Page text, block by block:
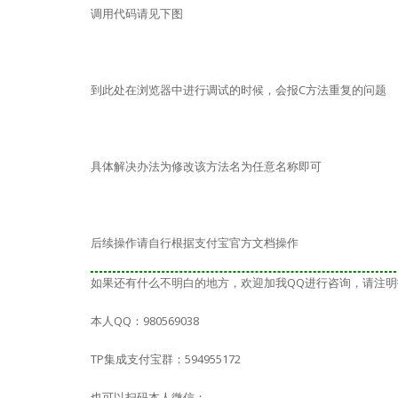
调用代码请见下图
到此处在浏览器中进行调试的时候，会报C方法重复的问题
具体解决办法为修改该方法名为任意名称即可
后续操作请自行根据支付宝官方文档操作
如果还有什么不明白的地方，欢迎加我QQ进行咨询，请注
本人QQ：980569038
TP集成支付宝群：594955172